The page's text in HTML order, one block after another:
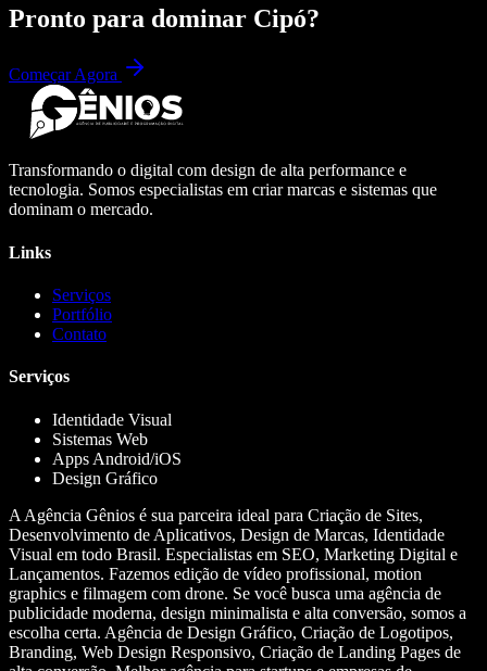
Pronto para dominar Cipó?
Começar Agora
Transformando o digital com design de alta performance e
tecnologia. Somos especialistas em criar marcas e sistemas que
dominam o mercado.
Links
Serviços
Portfólio
Contato
Serviços
Identidade Visual
Sistemas Web
Apps Android/iOS
Design Gráfico
A Agência Gênios é sua parceira ideal para Criação de Sites,
Desenvolvimento de Aplicativos, Design de Marcas, Identidade
Visual em todo Brasil. Especialistas em SEO, Marketing Digital e
Lançamentos. Fazemos edição de vídeo profissional, motion
graphics e filmagem com drone. Se você busca uma agência de
publicidade moderna, design minimalista e alta conversão, somos a
escolha certa. Agência de Design Gráfico, Criação de Logotipos,
Branding, Web Design Responsivo, Criação de Landing Pages de